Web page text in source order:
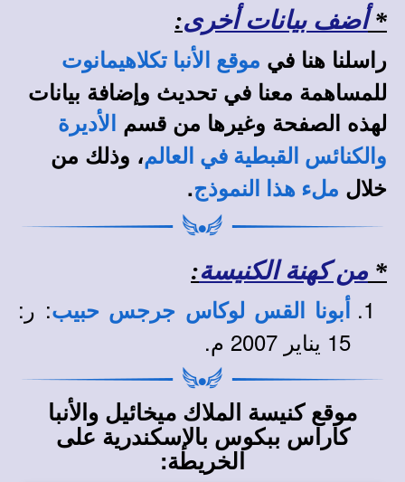
*أضف بيانات أخرى:
راسلنا هنا في موقع الأنبا تكلاهيمانوت
للمساهمة معنا في تحديث وإضافة بيانات
لهذه الصفحة وغيرها من قسم
الأديرة
والكنائس القبطية في العالم، وذلك من
خلال ملء هذا النموذج.
* من كهنة الكنيسة:
أبونا القس لوكاس جرجس حبيب: ر:
15 يناير 2007 م.
موقع كنيسة الملاك ميخائيل والأنبا
كاراس ببكوس بالإسكندرية على
الخريطة: